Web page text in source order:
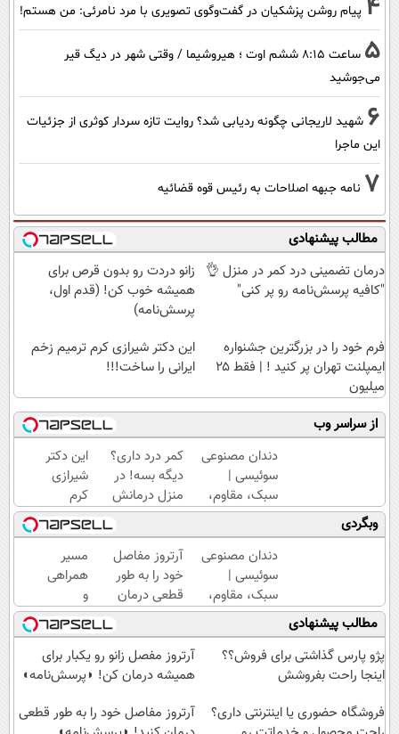
4 پیام روشن پزشکیان در گفت‌و‌گوی تصویری با مرد نامرئی: من هستم!
5
ساعت ۸:۱۵ ششم اوت ؛ هیروشیما / وقتی شهر در دیگ قیر
می‌جوشید
6 شهید لاریجانی چگونه ردیابی شد؟ روایت تازه سردار کوثری از جزئیات
این ماجرا
7 نامه جبهه اصلاحات به رئیس قوه قضائیه
مطالب پیشنهادی
درمان تضمینی درد کمر در منزل 👌
"کافیه پرسش‌نامه رو پر کنی"
زانو دردت رو بدون قرص برای
همیشه خوب کن! (قدم اول،
پرسش‌نامه)
فرم خود را در بزرگترین جشنواره
ایمپلنت تهران پر کنید ! | فقط ۲۵
میلیون
این دکتر شیرازی کرم ترمیم زخم
ایرانی را ساخت!!!
از سراسر وب
دندان مصنوعی
سوئیسی |
سبک، مقاوم،
طبیعی! ویزیت
رایگان+پرداخت
اقساطی😍
کمر درد داری؟
دیگه بسه! در
منزل درمانش
کن
(◀پرسش‌نامه)
این دکتر
شیرازی
کرم
ترمیم
زخم
ایرانی را
ساخت!!!
وبگردی
دندان مصنوعی
سوئیسی |
سبک، مقاوم،
طبیعی! ویزیت
رایگان+پرداخت
اقساطی😍
آرتروز مفاصل
خود را به طور
قطعی درمان
کنید!
◗پرسش‌نامه◖
مسیر
همراهی
و
گزارش
عملکرد
گروه
اسنپ
۱۴۰۴
مطالب پیشنهادی
پژو پارس گذاشتی برای فروش؟؟
اینجا راحت بفروشش
آرتروز مفصل زانو رو یکبار برای
همیشه درمان کن! ◗پرسش‌نامه◖
فروشگاه حضوری یا اینترنتی داری؟
آرتروز مفاصل خود را به طور قطعی